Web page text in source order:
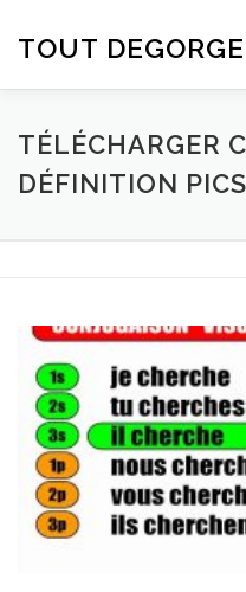
TOUT
TÉLÉCHARGER
DÉFINITION PICS